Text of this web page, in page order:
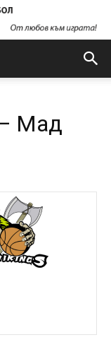
Мад